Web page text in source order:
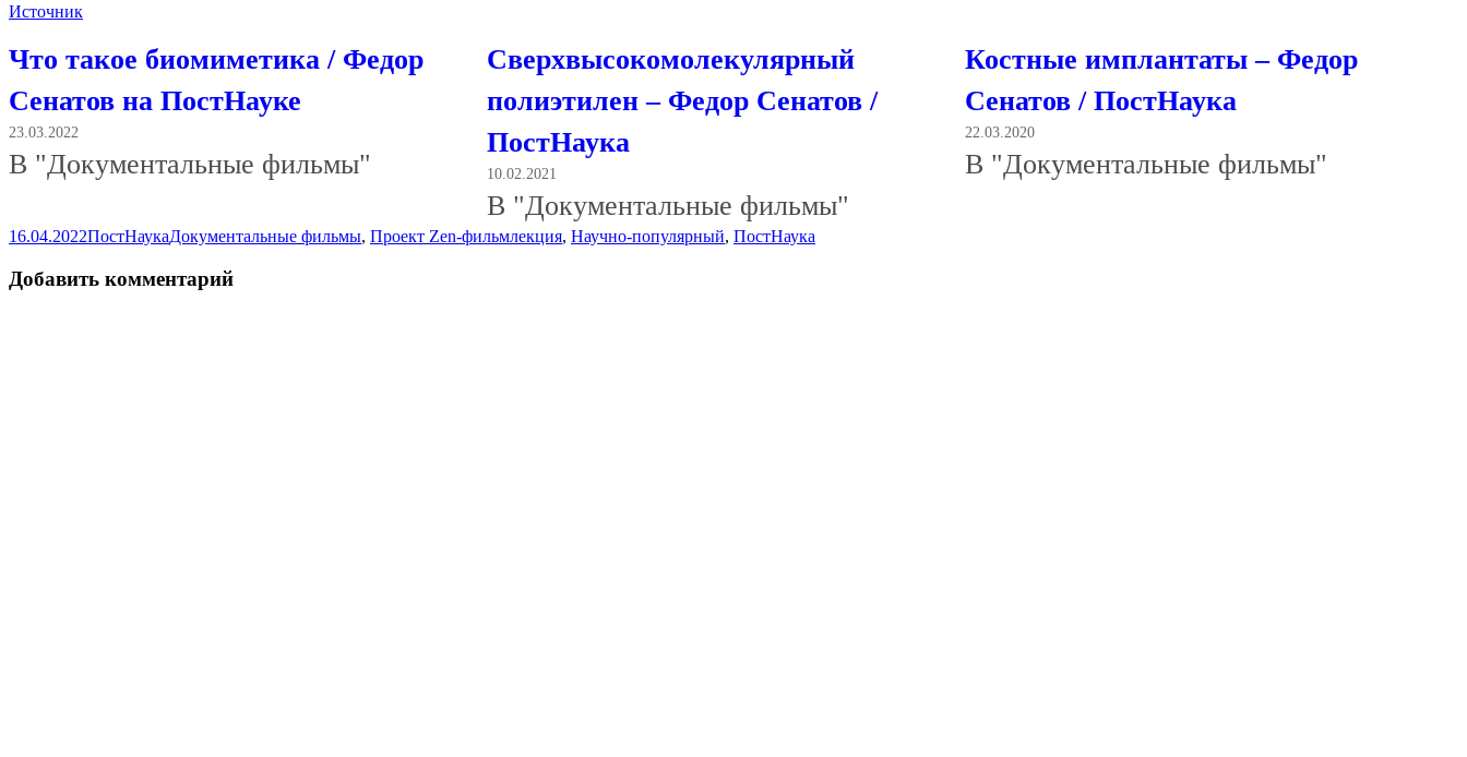
Источник
Что такое биомиметика / Федор
Сенатов на ПостНауке
23.03.2022
В "Документальные фильмы"
Сверхвысокомолекулярный
полиэтилен – Федор Сенатов /
ПостНаука
10.02.2021
В "Документальные фильмы"
Костные имплантаты – Федор
Сенатов / ПостНаука
22.03.2020
В "Документальные фильмы"
Опубликовано
16.04.2022Автор
ПостНаукаРубрики
Документальные фильмы, Проект Zen-фильмМетки
лекция, Научно-популярный, ПостНаука
Добавить комментарий